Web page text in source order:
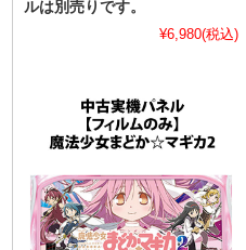
ルは別売りです。
¥6,980(税込)